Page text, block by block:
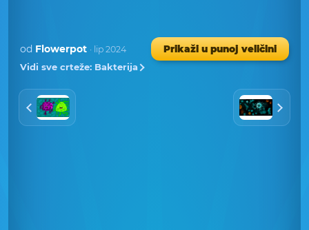
od Flowerpot · lip 2024
Prikaži u punoj veličini
Vidi sve crteže: Bakterija